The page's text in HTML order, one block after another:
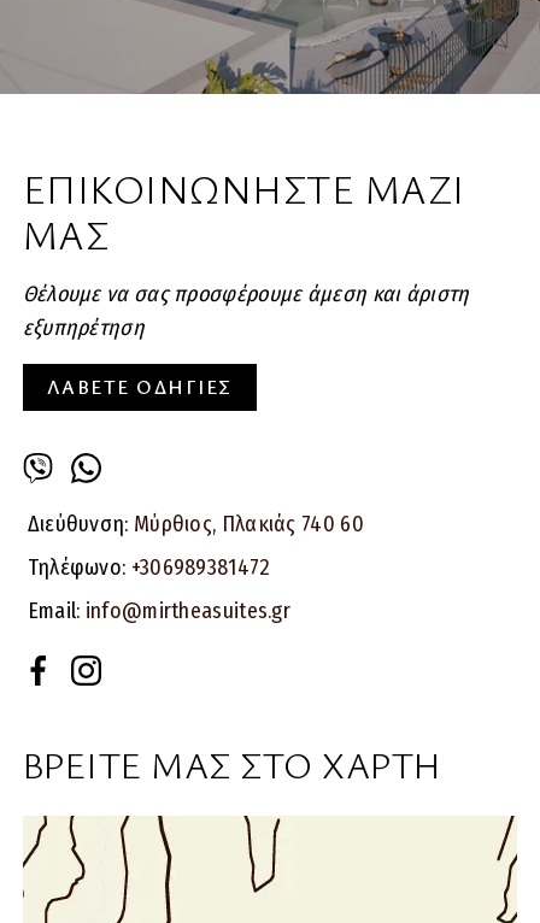
ΕΠΙΚΟΙΝΩΝΗΣΤΕ ΜΑΖΙ
ΜΑΣ
Θέλουμε να σας προσφέρουμε άμεση και άριστη
εξυπηρέτηση
ΛΑΒΕΤΕ ΟΔΗΓΙΕΣ
Διεύθυνση: Μύρθιος, Πλακιάς 740 60
Τηλέφωνο: +306989381472
Email: info@mirtheasuites.gr
ΒΡΕΙΤΕ ΜΑΣ ΣΤΟ ΧΑΡΤΗ